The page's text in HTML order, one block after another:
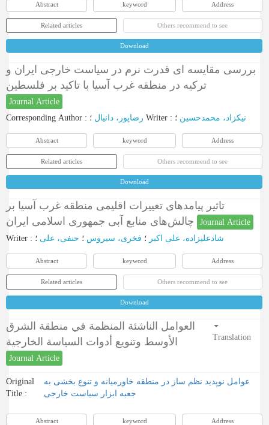
Abstract keyword Address
Related articles Others recommend to see
Download
بررسی مقایسه ای قدرت نرم در سیاست خارجی ایران و
ترکیه در منطقه غرب آسیا با تاکید بر فلسطین
Journal Article
Corresponding Author : رضاپور، دانیال Writer : نیکزاد، محمدحسین ؛
Abstract keyword Address
Related articles Others recommend to see
Download
تاثیر پیامدهای تغییرات اقلیمی منطقه غرب آسیا بر
Journal Article
Writer : شادعلیزاده، علی اکبر ؛ فخری، سیروس ؛ حنفی، علی ؛
Abstract keyword Address
Related articles Others recommend to see
Download
العوامل الناشئة المنظمة في منطقة الشرق
الأوسط وتنويع أدوات السياسة الخارجية
Journal Article
Translation
Original
Title :
عوامل نوپدید نظم ساز در منطقه خاورمیانه و تنوع بخشی به
جعبه ابزار سیاست خارجی
Abstract keyword Address